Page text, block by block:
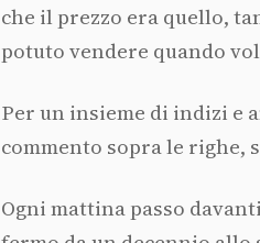
che il prezzo era quello,
potuto vendere quando
Per un insieme di indizi e
commento sopra le righe,
Ogni mattina passo